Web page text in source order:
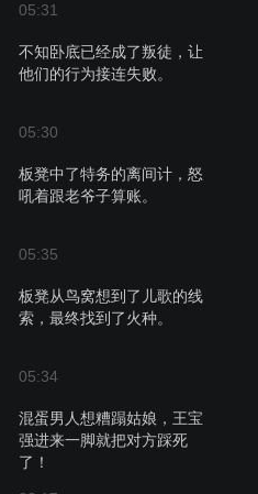
05:31
不知卧底已经成了叛徒，让
他们的行为接连失败。
05:30
板凳中了特务的离间计，怒
吼着跟老爷子算账。
05:35
板凳从鸟窝想到了儿歌的线
索，最终找到了火种。
05:34
混蛋男人想糟蹋姑娘，王宝
强进来一脚就把对方踩死
了！